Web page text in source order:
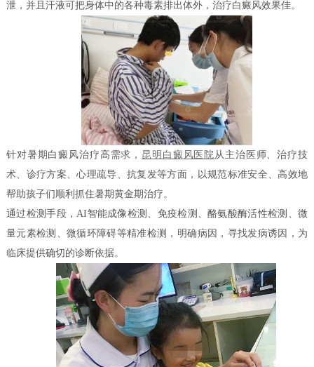
泄，并且汗液可把身体中的各种毒素排出体外，治疗白癜风效果佳。
针对暑期白癜风治疗高需求， 昆明白癜风医院从主治医师、治疗技
术、诊疗方案、心理疏导、抗复发等方面，以规范标准安全、高效地
帮助孩子们顺利抓住暑期黄金期治疗。
通过检测手段，AI智能成像检测、免疫检测、酪氨酸酶活性检测、微
量元素检测、微循环障碍等精准检测，明确病因，寻找发病诱因，为
临床提供确切的诊断依据。